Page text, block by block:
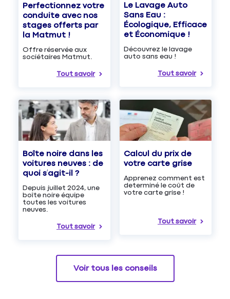
Perfectionnez votre
conduite avec nos
stages offerts par
la Matmut !
Offre réservée aux
sociétaires Matmut.
Tout savoir
Le Lavage Auto
Sans Eau :
Écologique, Efficace
et Économique !
Découvrez le lavage
auto sans eau !
Tout savoir
Boîte noire dans les
voitures neuves : de
quoi s’agit-il ?
Depuis juillet 2024, une
boîte noire équipe
toutes les voitures
neuves.
Tout savoir
Calcul du prix de
votre carte grise
Apprenez comment est
determiné le coût de
votre carte grise !
Tout savoir
Voir tous les conseils